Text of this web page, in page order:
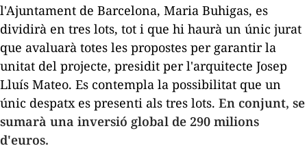
l'Ajuntament de Barcelona, Maria Buhigas, es
dividirà en tres lots, tot i que hi haurà un únic jurat
que avaluarà totes les propostes per garantir la
unitat del projecte, presidit per l'arquitecte Josep
Lluís Mateo. Es contempla la possibilitat que un
únic despatx es presenti als tres lots. En conjunt, se
sumarà una inversió global de 290 milions
d'euros.